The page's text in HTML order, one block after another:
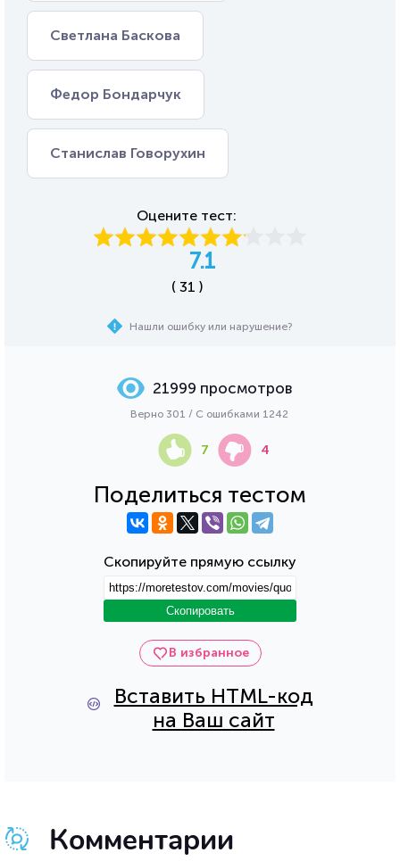
Светлана Баскова
Федор Бондарчук
Станислав Говорухин
Оцените тест:
7.1
( 31 )
Нашли ошибку или нарушение?
В избранное
Вставить HTML-код
на Ваш сайт
Поделиться тестом
Скопируйте прямую ссылку
Скопировать
21999 просмотров
Верно 301 / С ошибками 1242
7 4
Комментарии